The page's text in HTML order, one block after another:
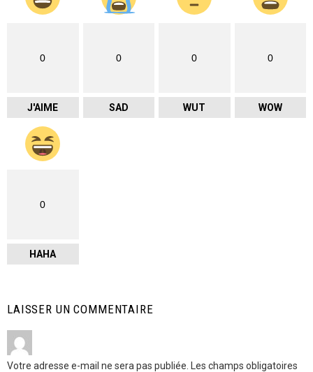
0
J'AIME
0
SAD
0
WUT
0
WOW
0
HAHA
LAISSER UN COMMENTAIRE
Votre adresse e-mail ne sera pas publiée. Les champs obligatoires